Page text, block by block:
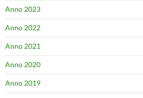
Anno 2023
Anno 2022
Anno 2021
Anno 2020
Anno 2019